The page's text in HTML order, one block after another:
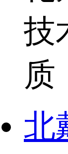
技
质
北